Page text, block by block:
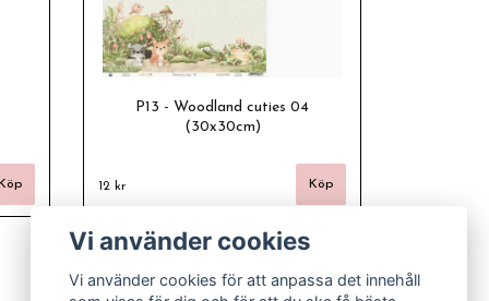
P13 - Woodland cuties 04
(30x30cm)
12 kr
Vi använder cookies
Vi använder cookies för att anpassa det innehåll